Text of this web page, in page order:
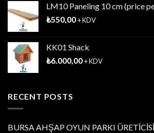
LM10 Paneling 10 cm (price
₺550,00+ KDV
KK01 Shack
₺6.000,00+ KDV
RECENT POSTS
BURSA AHŞAP OYUN PARKI ÜRETİCİSİ